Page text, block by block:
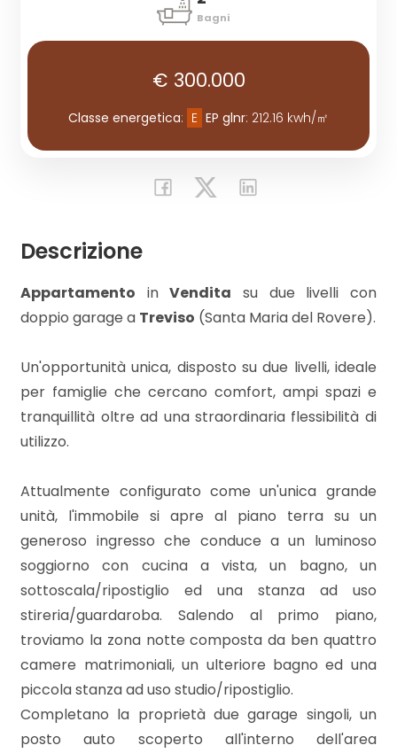
Bagni
€ 300.000
Classe energetica: E EP glnr: 212.16 kwh/㎡
Descrizione
Appartamento inVendita su due livelli con
doppio garage a Treviso (Santa Maria del Rovere).
Un'opportunità unica, disposto su due livelli, ideale
per famiglie che cercano comfort, ampi spazi e
tranquillità oltre ad una straordinaria flessibilità di
utilizzo.
Attualmente configurato come un'unica grande
unità, l'immobile si apre al piano terra su un
generoso ingresso che conduce a un luminoso
soggiorno con cucina a vista, un bagno, un
sottoscala/ripostiglio ed una stanza ad uso
stireria/guardaroba. Salendo al primo piano,
troviamo la zona notte composta da ben quattro
camere matrimoniali, un ulteriore bagno ed una
piccola stanza ad uso studio/ripostiglio.
Completano la proprietà due garage singoli, un
posto auto scoperto all'interno dell'area
Residenziali
Prezzo
Totale
mq
Locali
minimi
Qualsiasi
1